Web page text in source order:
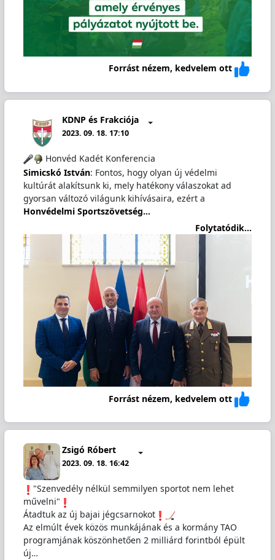
Forrást nézem, kedvelem ott
KDNP és Frakciója
2023. 09. 18. 17:10
Honvéd Kadét Konferencia
Simicskó István: Fontos, hogy olyan új védelmi
kultúrát alakítsunk ki, mely hatékony válaszokat ad
gyorsan változó világunk kihívásaira, ezért a
Honvédelmi Sportszövetség…
Folytatódik...
Forrást nézem, kedvelem ott
Zsigó Róbert
2023. 09. 18. 16:42
"Szenvedély nélkül semmilyen sportot nem lehet
művelni"
Átadtuk az új bajai jégcsarnokot
Az elmúlt évek közös munkájának és a kormány TAO
programjának köszönhetően 2 milliárd forintból épült
új…